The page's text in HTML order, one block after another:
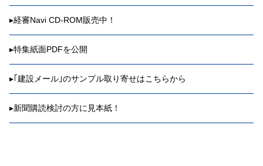
▸経審Navi CD-ROM販売中！
▸特集紙面PDFを公開
▸｢建設メール｣のサンプル取り寄せはこちらから
▸新聞購読検討の方に見本紙！
◆＜埼玉県＞杉戸県土が県内初、改良した自走式草刈機で試
験施工
した自走式草刈機による雑草刈払いの試験施工を行った。草
刈機は新技術を導入したもので、可動式フロントブラシによ
り路肩の雑草を削り取るように除草。
https://www.nikoukei.co.jp/kijidetail/00400207